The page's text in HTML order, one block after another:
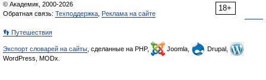
18+
© Академик, 2000-2026
Обратная связь: Техподдержка Реклама на сайте
👣 Путешествия
Экспорт словарей на сайты , сделанные на PHP, Joomla,
Drupal,
WordPress, MODx.